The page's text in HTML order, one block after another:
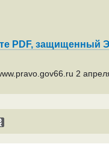
PDF, защищенный
2